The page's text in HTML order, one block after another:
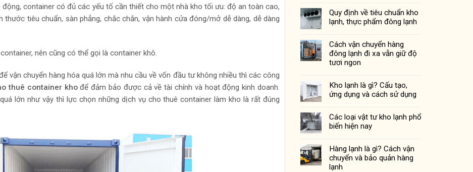
container có đủ các yếu tố cần thiết cho một nhà kho tối ưu: độ an toàn cao,
thước tiêu chuẩn, sàn phẳng, chắc chắn, vận hành cửa đóng/mở dễ dàng, dễ dàng
nên cũng có thể gọi là container khô.
vận chuyển hàng hóa quá lớn mà nhu cầu về vốn đầu tư không nhiều thì các công
thuê container khođể đảm bảo được cả về tài chính và hoạt động kinh doanh.
lớn như vậy thì lực chọn những dịch vụ cho thuê container làm kho là rất đúng
Quy định về tiêu chuẩn kho
lạnh, thực phẩm đông lạnh
Cách vận chuyển hàng
đông lạnh đi xa vẫn giữ độ
tươi ngon
Kho lạnh là gì? Cấu tạo,
ứng dụng và cách sử dụng
Các loại vật tư kho lạnh phổ
biến hiện nay
Hàng lạnh là gì? Cách vận
chuyển và bảo quản hàng
lạnh